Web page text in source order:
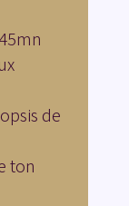
de
ton